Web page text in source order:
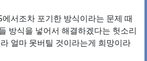
서조차 포기한 방식이라는 문제 때
방식을 넣어서 해결하겠다는 헛소리
얼마 못버틸 것이라는게 희망이라